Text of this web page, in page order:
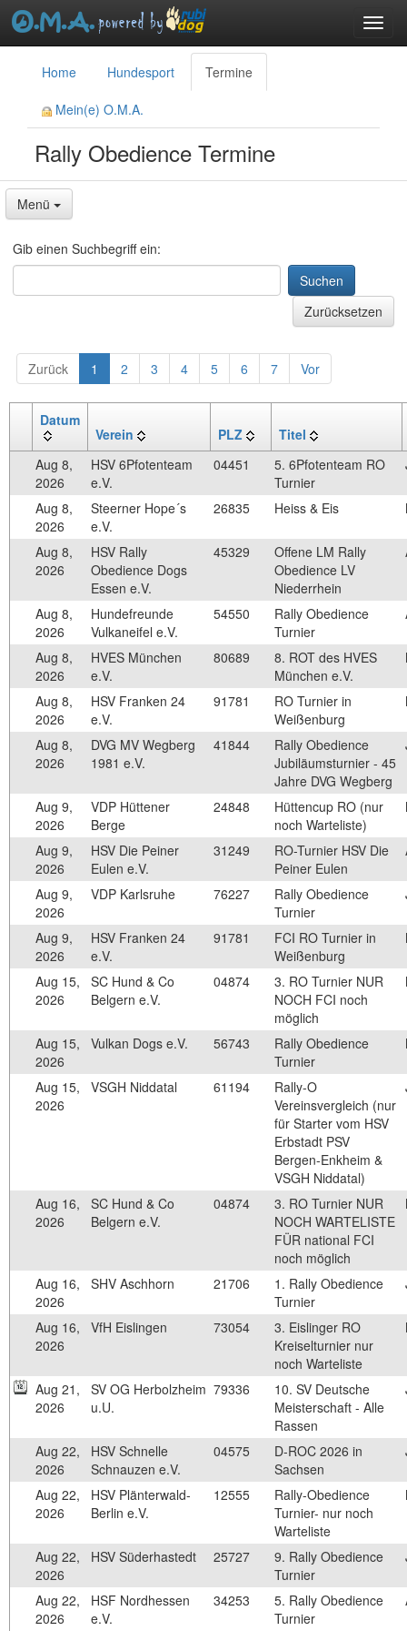
Home Hundesport Termine
Mein(e) O.M.A.
Rally Obedience Termine
Menü
Gib einen Suchbegriff ein:
Suchen
Zurücksetzen
Zurück 1 2 3 4 5 6 7 Vor
Datum
Verein
PLZ
Titel
Aug 8,
2026
HSV 6Pfotenteam
e.V.
04451
5. 6Pfotenteam RO
Turnier
Aug 8,
2026
Steerner Hope´s
e.V.
26835 Heiss & Eis
Aug 8,
2026
HSV Rally
Obedience Dogs
Essen e.V.
45329
Offene LM Rally
Obedience LV
Niederrhein
Aug 8,
2026
Hundefreunde
Vulkaneifel e.V.
54550
Rally Obedience
Turnier
Aug 8,
2026
HVES München
e.V.
80689
8. ROT des HVES
München e.V.
Aug 8,
2026
HSV Franken 24
e.V.
91781
RO Turnier in
Weißenburg
Aug 8,
2026
DVG MV Wegberg
1981 e.V.
41844
Rally Obedience
Jubiläumsturnier - 45
Jahre DVG Wegberg
Aug 9,
2026
VDP Hüttener
Berge
24848
Hüttencup RO (nur
noch Warteliste)
Aug 9,
2026
HSV Die Peiner
Eulen e.V.
31249
RO-Turnier HSV Die
Peiner Eulen
Aug 9,
2026
VDP Karlsruhe 76227
Rally Obedience
Turnier
Aug 9,
2026
HSV Franken 24
e.V.
91781
FCI RO Turnier in
Weißenburg
Aug 15,
2026
SC Hund & Co
Belgern e.V.
04874
3. RO Turnier NUR
NOCH FCI noch
möglich
Aug 15,
2026
Vulkan Dogs e.V. 56743
Rally Obedience
Turnier
Aug 15,
2026
VSGH Niddatal 61194
Rally-O
Vereinsvergleich (nur
für Starter vom HSV
Erbstadt PSV
Bergen-Enkheim &
VSGH Niddatal)
Aug 16,
2026
SC Hund & Co
Belgern e.V.
04874
3. RO Turnier NUR
NOCH WARTELISTE
FÜR national FCI
noch möglich
Aug 16,
2026
SHV Aschhorn 21706
1. Rally Obedience
Turnier
Aug 16,
2026
VfH Eislingen 73054
3. Eislinger RO
Kreiselturnier nur
noch Warteliste
Aug 21,
2026
SV OG Herbolzheim
u.U.
79336
10. SV Deutsche
Meisterschaft - Alle
Rassen
Aug 22,
2026
HSV Schnelle
Schnauzen e.V.
04575
D-ROC 2026 in
Sachsen
Aug 22,
2026
HSV Plänterwald-
Berlin e.V.
12555
Rally-Obedience
Turnier- nur noch
Warteliste
Aug 22,
2026
HSV Süderhastedt 25727
9. Rally Obedience
Turnier
Aug 22,
2026
HSF Nordhessen
e.V.
34253
5. Rally Obedience
Turnier